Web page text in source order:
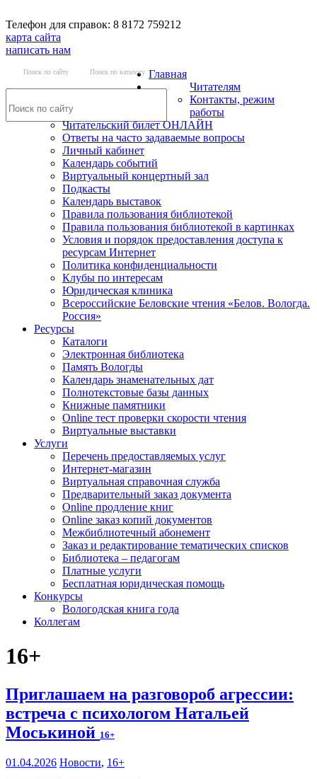
Телефон для справок: 8 8172 759212
карта сайта
написать нам
Поиск по сайту Поиск по каталогу Главная
Читателям
Контакты, режим
работы
Читательский билет ОНЛАЙН
Ответы на часто задаваемые вопросы
Личный кабинет
Календарь событий
Виртуальный концертный зал
Подкасты
Календарь выставок
Правила пользования библиотекой
Правила пользования библиотекой в картинках
Условия и порядок предоставления доступа к
ресурсам Интернет
Политика конфиденциальности
Клубы по интересам
Юридическая клиника
Всероссийские Беловские чтения «Белов. Вологда.
Россия»
Ресурсы
Каталоги
Электронная библиотека
Память Вологды
Календарь знаменательных дат
Полнотекстовые базы данных
Книжные памятники
Online тест проверки скорости чтения
Виртуальные выставки
Услуги
Перечень предоставляемых услуг
Интернет-магазин
Виртуальная справочная служба
Предварительный заказ документа
Online продление книг
Online заказ копий документов
Межбиблиотечный абонемент
Заказ и редактирование тематических списков
Библиотека – педагогам
Платные услуги
Бесплатная юридическая помощь
Конкурсы
Вологодская книга года
Коллегам
16+
Приглашаем на разговороб агрессии:
встреча с психологом Натальей
Моськиной 16+
01.04.2026 Новости, 16+